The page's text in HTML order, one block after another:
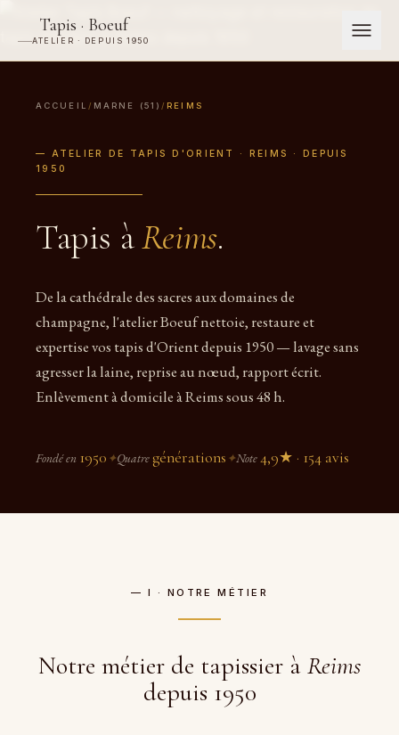
Tapis · Boeuf
ATELIER · DEPUIS 1950
ACCUEIL / MARNE (51) / REIMS
— ATELIER DE TAPIS D'ORIENT · REIMS · DEPUIS
1950
Tapis àReims.
De la cathédrale des sacres aux domaines de
champagne, l'atelier Boeuf nettoie, restaure et
expertise vos tapis d'Orient depuis 1950 — lavage sans
agresser la laine, reprise au nœud, rapport écrit.
Enlèvement à domicile à Reims sous 48 h.
Fondé en 1950 ✦Quatre générations ✦Note4,9★ · 154 avis
— I · NOTRE MÉTIER
Notre métier de tapissier à Reims
depuis 1950